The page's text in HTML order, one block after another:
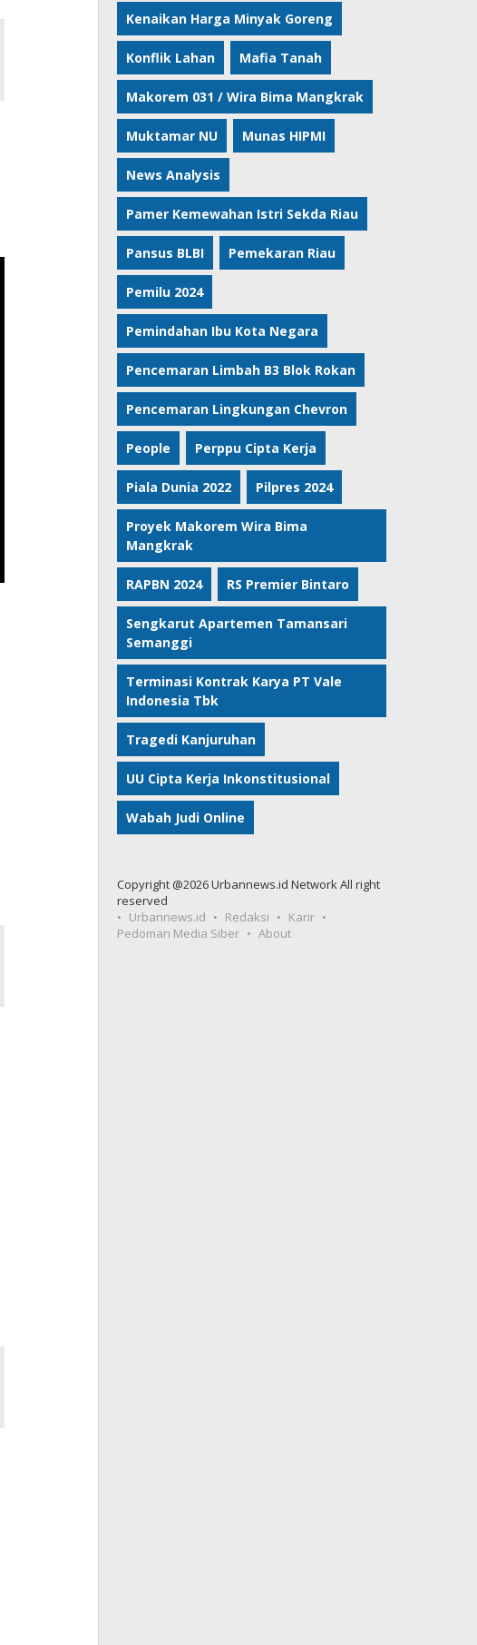
Kenaikan Harga Minyak Goreng
Konflik Lahan Mafia Tanah
Makorem 031 / Wira Bima Mangkrak
Muktamar NU Munas HIPMI
News Analysis
Pamer Kemewahan Istri Sekda Riau
Pansus BLBI Pemekaran Riau
Pemilu 2024
Pemindahan Ibu Kota Negara
Pencemaran Limbah B3 Blok Rokan
Pencemaran Lingkungan Chevron
People Perppu Cipta Kerja
Piala Dunia 2022 Pilpres 2024
Proyek Makorem Wira Bima
Mangkrak
RAPBN 2024 RS Premier Bintaro
Sengkarut Apartemen Tamansari
Semanggi
Terminasi Kontrak Karya PT Vale
Indonesia Tbk
Tragedi Kanjuruhan
UU Cipta Kerja Inkonstitusional
Wabah Judi Online
Copyright @2026 Urbannews.id Network All right
reserved
Urbannews.id
Redaksi
Karir
Pedoman Media Siber
About